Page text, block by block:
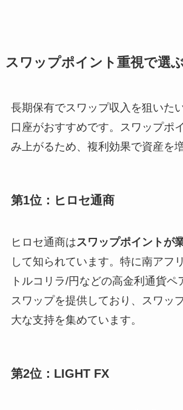
スワップポイント重視で選
長期保有でスワップ収入を狙いた
口座がおすすめです。スワップポ
み上がるため、複利効果で資産を
第1位：ヒロセ通商
ヒロセ通商はスワップポイントが
して知られています。特に南アフ
トルコリラ/円などの高金利通貨ペ
スワップを提供しており、スワッ
大な支持を集めています。
第2位：LIGHT FX